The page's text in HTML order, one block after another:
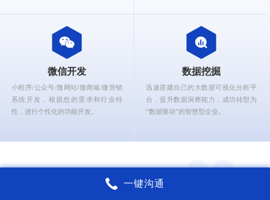
微信开发
小程序/公众号/微网站/微商城/微营销
系统开发，根据您的需求和行业特
性，进行个性化的功能开发。
数据挖掘
迅速搭建自己的大数据可视化分析平
台，提升数据洞察能力，成功转型为
“数据驱动”的智慧型企业。
锐智互动核心能力
一键沟通